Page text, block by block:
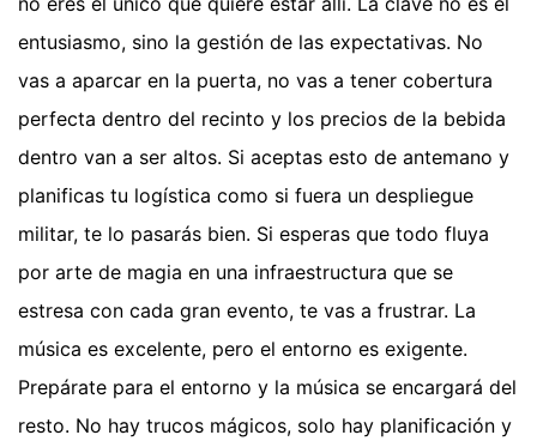
entusiasmo, sino la gestión de las expectativas. No
vas a aparcar en la puerta, no vas a tener cobertura
perfecta dentro del recinto y los precios de la bebida
dentro van a ser altos. Si aceptas esto de antemano y
planificas tu logística como si fuera un despliegue
militar, te lo pasarás bien. Si esperas que todo fluya
por arte de magia en una infraestructura que se
estresa con cada gran evento, te vas a frustrar. La
música es excelente, pero el entorno es exigente.
Prepárate para el entorno y la música se encargará del
resto. No hay trucos mágicos, solo hay planificación y